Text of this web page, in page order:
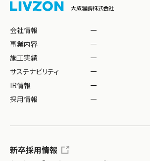
新卒採用情報
会社情報
事業内容
施工実績
サステナビリティ
IR情報
採用情報